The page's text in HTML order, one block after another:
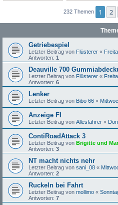
232 Themen 1 2
Getriebespiel
Letzter Beitrag von Flüsterer «
Antworten: 1
Deauville 700
Letzter Beitrag von Flüsterer «
Antworten: 6
Lenker
Letzter Beitrag von Bibo 66 «
Anzeige FI
Letzter Beitrag von Allesfahrer «
ContiRoadAttack 3
Letzter Beitrag von Brigitte und
Antworten: 3
NT macht nichts nehr
Letzter Beitrag von sani_08 «
Antworten: 2
Ruckeln bei Fahrt
Letzter Beitrag von mollimo «
Antworten: 7